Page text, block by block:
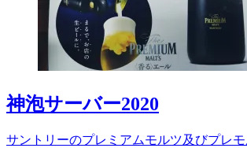
神泡サーバー2020
サントリーのプレミアムモルツ及びプレ